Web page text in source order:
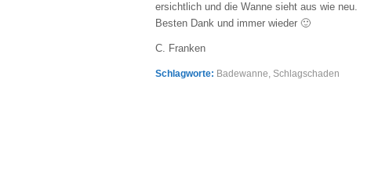
ersichtlich und die Wanne sieht aus wie neu.
Besten Dank und immer wieder 🙂
C. Franken
Schlagworte: Badewanne Schlagschaden